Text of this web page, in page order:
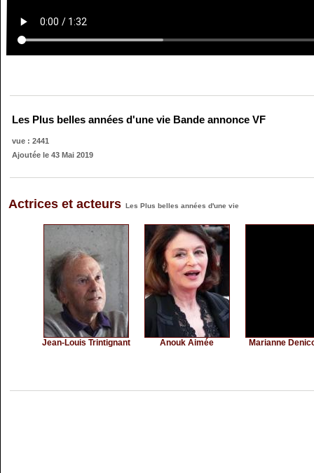
Les Plus belles années d'une vie Bande annonce VF
vue : 2441
Ajoutée le 43 Mai 2019
Actrices et acteurs Les Plus belles années d'une vie
Jean-Louis Trintignant Anouk Aimée Marianne